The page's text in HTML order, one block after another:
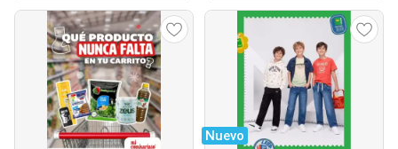
Nuevo